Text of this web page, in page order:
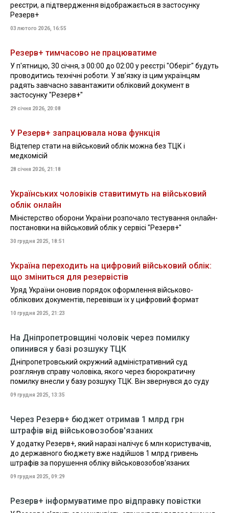
реєстри, а підтвердження відображається в застосунку
Резерв+
03 лютого 2026, 16:55
Резерв+ тимчасово не працюватиме
У п'ятницю, 30 січня, з 00:00 до 02:00 у реєстрі "Оберіг" будуть
проводитись технічні роботи. У зв’язку із цим українцям
радять завчасно завантажити обліковий документ в
застосунку "Резерв+"
29 січня 2026, 20:08
У Резерв+ запрацювала нова функція
Відтепер стати на військовий облік можна без ТЦК і
медкомісій
28 січня 2026, 21:18
Українських чоловіків ставитимуть на військовий
облік онлайн
Міністерство оборони України розпочало тестування онлайн-
постановки на військовий облік у сервісі "Резерв+"
30 грудня 2025, 18:51
Україна переходить на цифровий військовий облік:
що зміниться для резервістів
Уряд України оновив порядок оформлення військово-
облікових документів, перевівши їх у цифровий формат
10 грудня 2025, 21:23
На Дніпропетровщині чоловік через помилку
опинився у базі розшуку ТЦК
Дніпропетровський окружний адміністративний суд
розглянув справу чоловіка, якого через бюрократичну
помилку внесли у базу розшуку ТЦК. Він звернувся до суду
09 грудня 2025, 13:35
Через Резерв+ бюджет отримав 1 млрд грн
штрафів від військовозобов'язаних
У додатку Резерв+, який наразі налічує 6 млн користувачів,
до державного бюджету вже надійшов 1 млрд гривень
штрафів за порушення обліку військовозобов'язаних
09 грудня 2025, 09:29
Резерв+ інформуватиме про відправку повістки